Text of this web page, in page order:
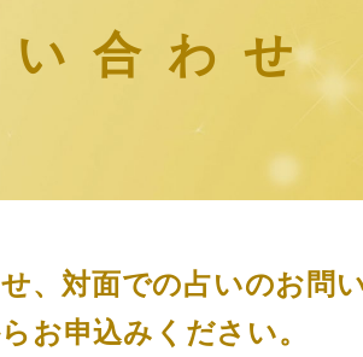
い合わせ
、対面での占いのお問
お申込みください。